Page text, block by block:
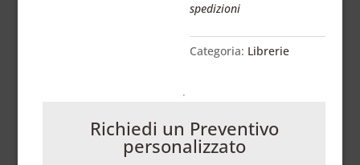
spedizioni
Categoria: Librerie
Richiedi un Preventivo
personalizzato